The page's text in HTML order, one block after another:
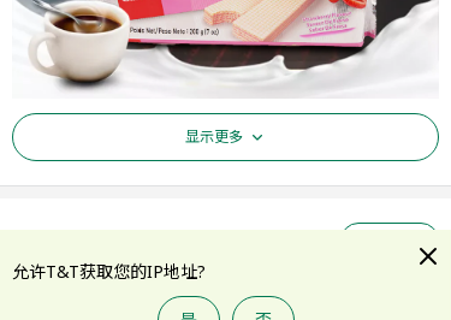
显示更多
允许T&T获取您的IP地址?